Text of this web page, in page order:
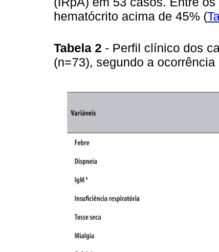
hematócrito acima de 45% (
Tabela 2 - Perfil clínico dos
(n=73), segundo a